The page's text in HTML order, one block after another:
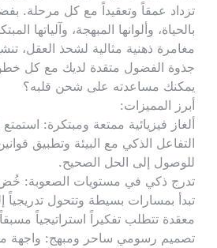
تزداد عمقاً وتعقيداً مع كل مرحلة.
بالحياة، وألوانها المبهجة، وآلياتها
مغامرة ذهنية مثالية لشحذ العقل،
جذوة الفضول متقدة لديك مع كل
يمكنك مساعدته على شحن قلبه؟
أبرز المميزات:
ألغاز فيزيائية ممتعة ومبتكرة:
التفاعل الذكي مع البيئة وتطبيق
للوصول إلى الحل الصحيح.
تدرج ذكي في مستويات الصعوبة: خُض
تبدأ بمسارات بسيطة وتتحول تدريجياً
معقدة تتطلب تفكيراً استراتيجياً
تصميم رسومي ساحر ومبهج: واجهة